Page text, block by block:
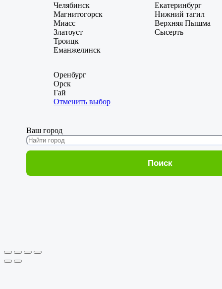
Челябинск
Магнитогорск
Миасс
Златоуст
Троицк
Еманжелинск
Екатеринбург
Нижний тагил
Верхняя Пышма
Сысерть
Оренбург
Орск
Гай
Отменить выбор
Ваш город
Поиск